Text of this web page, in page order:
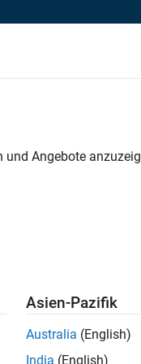
Communications
. Wenn Sie noch
unseres
Standort, um alle
Angebote
Asien-Pazifik
Australia (English)
India (English)